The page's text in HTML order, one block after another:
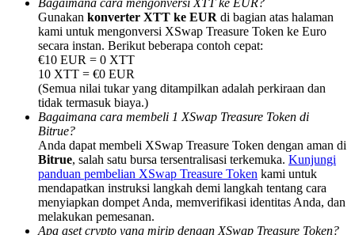
BTC Welcome Rewards
Deposit & Trade BTC to Share 25000 USDT prize pool!
Gunakan konverter XTT ke EUR di bagian atas halaman
kami untuk mengonversi XSwap Treasure Token ke Euro
secara instan. Berikut beberapa contoh cepat:
€10 EUR = 0 XTT
10 XTT = €0 EUR
(Semua nilai tukar yang ditampilkan adalah perkiraan dan
tidak termasuk biaya.)
Bagaimana cara membeli 1 XSwap Treasure Token di
Bitrue?
Anda dapat membeli XSwap Treasure Token dengan aman di
Bitrue, salah satu bursa tersentralisasi terkemuka. Kunjungi
panduan pembelian XSwap Treasure Token kami untuk
mendapatkan instruksi langkah demi langkah tentang cara
menyiapkan dompet Anda, memverifikasi identitas Anda, dan
melakukan pemesanan.
Apa aset crypto yang mirip dengan XSwap Treasure Token?